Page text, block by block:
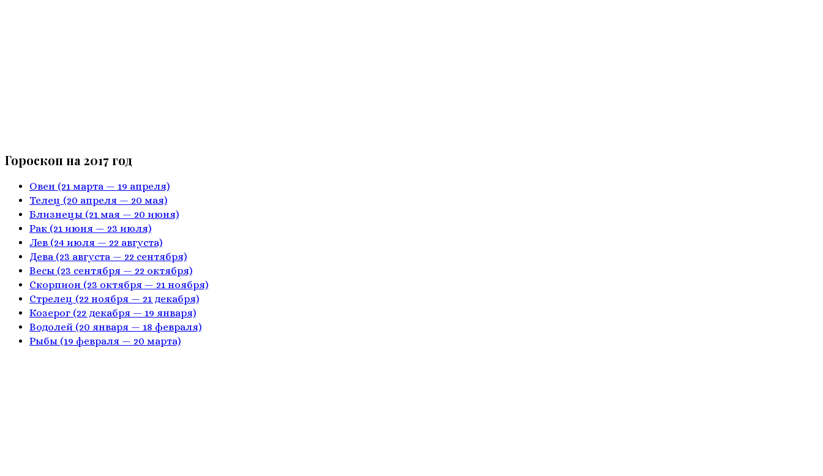
Гороскоп на 2017 год
Овен (21 марта — 19 апреля)
Телец (20 апреля — 20 мая)
Близнецы (21 мая — 20 июня)
Рак (21 июня — 23 июля)
Лев (24 июля — 22 августа)
Дева (23 августа — 22 сентября)
Весы (23 сентября — 22 октября)
Скорпион (23 октября — 21 ноября)
Стрелец (22 ноября — 21 декабря)
Козерог (22 декабря — 19 января)
Водолей (20 января — 18 февраля)
Рыбы (19 февраля — 20 марта)